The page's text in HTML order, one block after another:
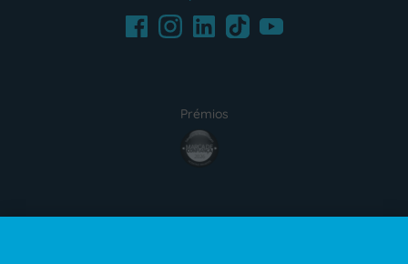
FacebookInstagramLinkedInTikTokYoutube
Prémios
award4